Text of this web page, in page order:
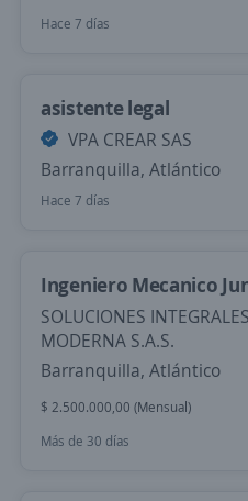
Hace 7 días
asistente legal
VPA CREAR SAS
Barranquilla, Atlántico
Hace 7 días
Ingeniero Mecanico
SOLUCIONES
MODERNA S.A.S.
Barranquilla, Atlántico
$ 2.500.000,00 (Mensual)
Más de 30 días